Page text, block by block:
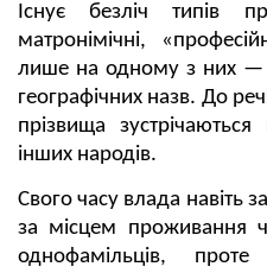
Існує безліч типів
матронімічні,
лише на одному з них —
географічних назв. До
прізвища
інших народів.
Свого часу влада навіть
за місцем проживання
однофамільців,